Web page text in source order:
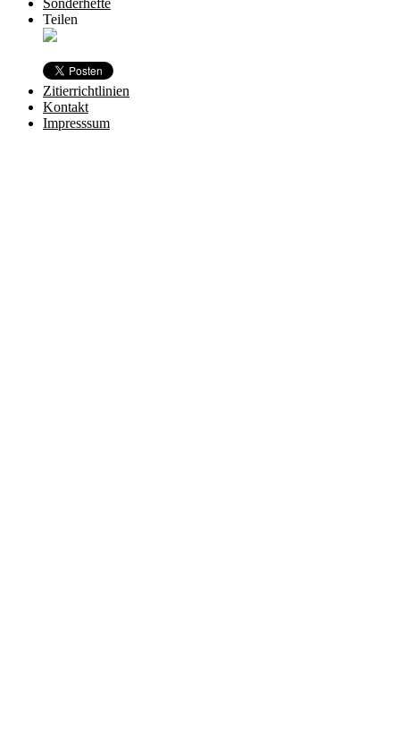
Sonderhefte
Teilen
Zitierrichtlinien
Kontakt
Impresssum